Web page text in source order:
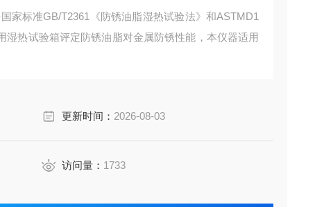
家标准GB/T2361《防锈油脂湿热试验法》和ASTMD1
湿热试验箱评定防锈油脂对金属防锈性能，本仪器适用
更新时间： 2026-08-03
访问量： 1733